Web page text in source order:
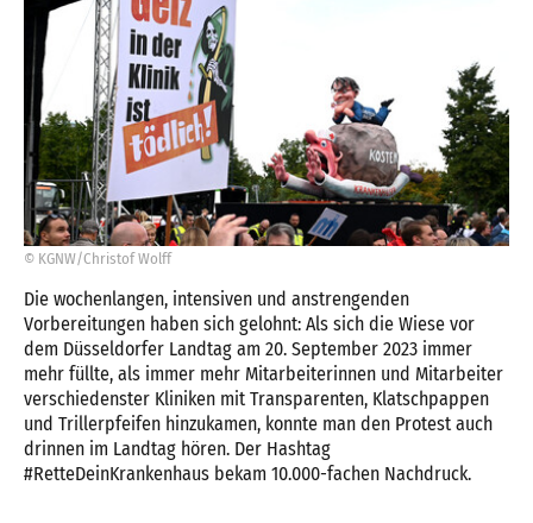
© KGNW/Christof Wolff
Die wochenlangen, intensiven und anstrengenden
Vorbereitungen haben sich gelohnt: Als sich die Wiese vor
dem Düsseldorfer Landtag am 20. September 2023 immer
mehr füllte, als immer mehr Mitarbeiterinnen und Mitarbeiter
verschiedenster Kliniken mit Transparenten, Klatschpappen
und Trillerpfeifen hinzukamen, konnte man den Protest auch
drinnen im Landtag hören. Der Hashtag
#RetteDeinKrankenhaus bekam 10.000-fachen Nachdruck.